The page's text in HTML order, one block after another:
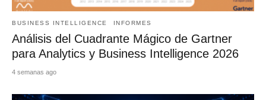
BUSINESS INTELLIGENCE INFORMES
Análisis del Cuadrante Mágico de Gartner
para Analytics y Business Intelligence 2026
4 semanas ago